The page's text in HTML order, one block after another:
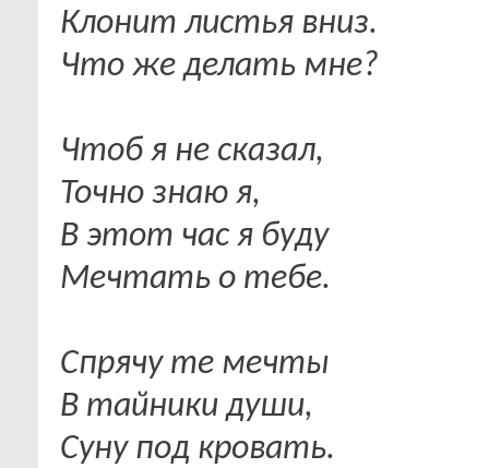
Клонит листья вниз.
Что же делать мне?
Чтоб я не сказал,
Точно знаю я,
В этот час я буду
Мечтать о тебе.
Спрячу те мечты
В тайники души,
Суну под кровать.